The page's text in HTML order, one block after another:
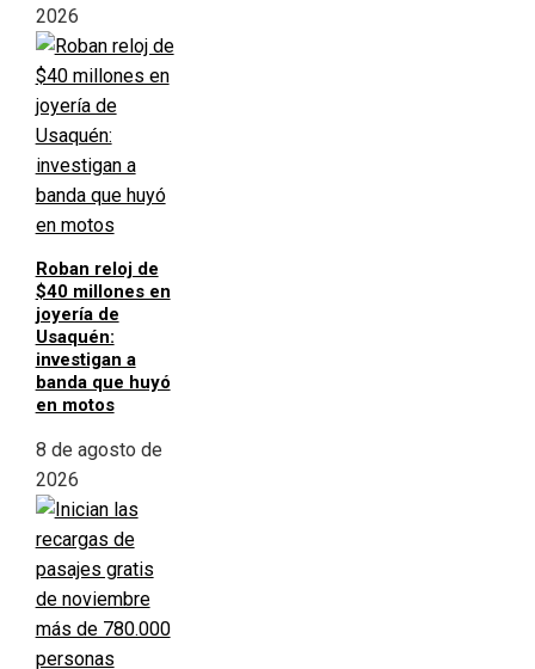
2026
Roban reloj de
$40 millones en
joyería de
Usaquén:
investigan a
banda que huyó
en motos
8 de agosto de
2026